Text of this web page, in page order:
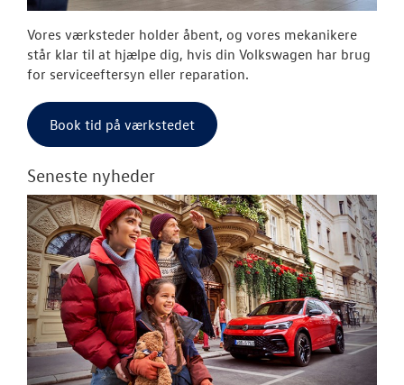
Vores værksteder holder åbent, og vores mekanikere
står klar til at hjælpe dig, hvis din Volkswagen har brug
for serviceeftersyn eller reparation.
Book tid på værkstedet
Seneste nyheder